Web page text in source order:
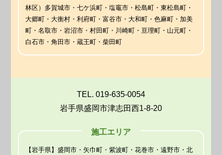
林区）多賀城市・七ケ浜町・塩竈市・松島町・東松島町・
大郷町・大衡村・利府町・富谷市・大和町・色麻町・加美
町・名取市・岩沼市・村田町・川崎町・亘理町・山元町・
白石市・角田市・蔵王町・柴田町
TEL. 019-635-0054
岩手県盛岡市津志田西1-8-20
施工エリア
【岩手県】盛岡市・矢巾町・紫波町・花巻市・遠野市・北